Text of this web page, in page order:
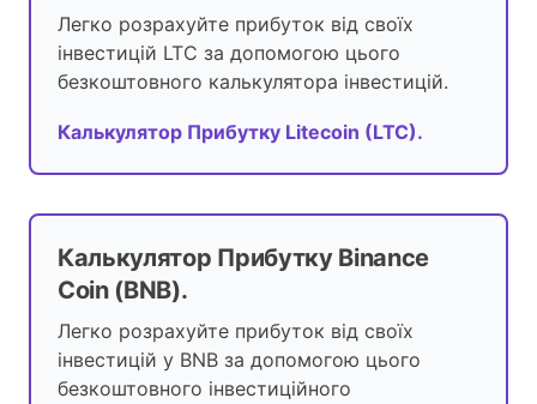
Легко розрахуйте прибуток від своїх
інвестицій LTC за допомогою цього
безкоштовного калькулятора інвестицій.
Калькулятор Прибутку Litecoin (LTC).
Калькулятор Прибутку Binance
Coin (BNB).
Легко розрахуйте прибуток від своїх
інвестицій у BNB за допомогою цього
безкоштовного інвестиційного